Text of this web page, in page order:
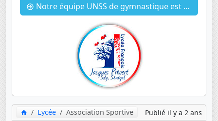
Notre équipe UNSS de gymnastique est rhabillée !
Lycée Association Sportive Publié il y a 2 ans